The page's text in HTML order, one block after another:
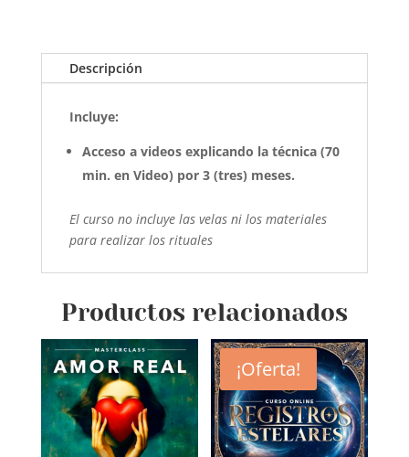
Descripción
Incluye:
Acceso a videos explicando la técnica (70
min. en Video) por 3 (tres) meses.
El curso no incluye las velas ni los materiales
para realizar los rituales
Productos relacionados
¡Oferta!